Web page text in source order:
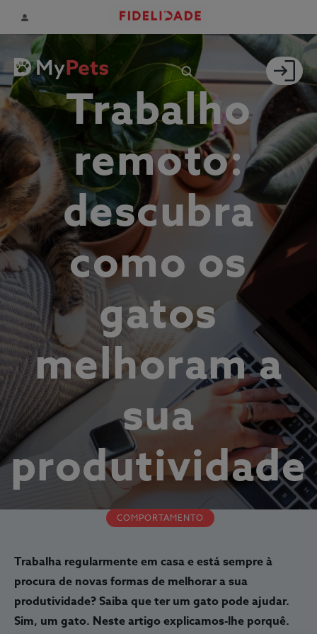
Trabalho
remoto:
descubra
como os
gatos
melhoram a
sua
produtividade
COMPORTAMENTO
Trabalha regularmente em casa e está sempre à
procura de novas formas de melhorar a sua
produtividade? Saiba que ter um gato pode ajudar.
Sim, um gato. Neste artigo explicamos-lhe porquê.